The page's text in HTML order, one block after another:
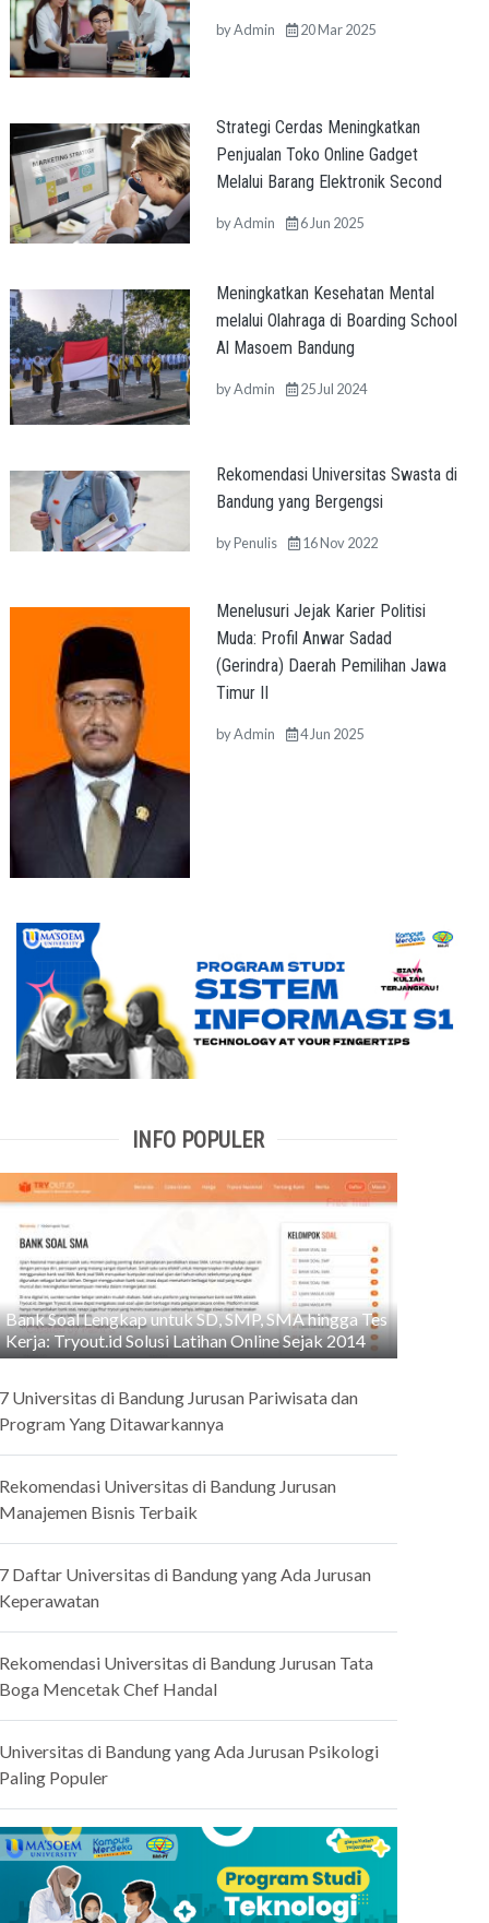
byAdmin 20 Mar 2025
Strategi Cerdas Meningkatkan
Penjualan Toko Online Gadget
Melalui Barang Elektronik Second
byAdmin 6 Jun 2025
Meningkatkan Kesehatan Mental
melalui Olahraga di Boarding School
Al Masoem Bandung
byAdmin 25 Jul 2024
Rekomendasi Universitas Swasta di
Bandung yang Bergengsi
byPenulis 16 Nov 2022
Menelusuri Jejak Karier Politisi
Muda: Profil Anwar Sadad
(Gerindra) Daerah Pemilihan Jawa
Timur II
byAdmin 4 Jun 2025
INFO POPULER
Bank Soal Lengkap untuk SD, SMP, SMA hingga Tes
Kerja: Tryout.id Solusi Latihan Online Sejak 2014
Universitas di Bandung Jurusan Pariwisata dan
Yang Ditawarkannya
Universitas di Bandung Jurusan
Bisnis Terbaik
Daftar Universitas di Bandung yang Ada Jurusan
Universitas di Bandung Jurusan Tata
Mencetak Chef Handal
di Bandung yang Ada Jurusan Psikologi
Populer